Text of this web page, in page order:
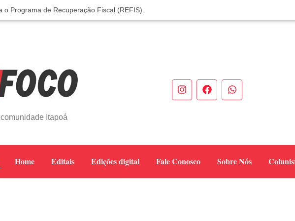
o Programa de Recuperação Fiscal (REFIS).
inspira empreendedores em Itapoá
Clientes” foi um verdadeiro sucesso em Itapoá
segue aberta até 20 de dezembro
do Paese orienta comunidade sobre sinais e cuidados
Itapoá
Home Editais Edições digital Fale Conosco Sobre Nós